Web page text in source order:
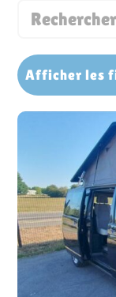
Afficher les